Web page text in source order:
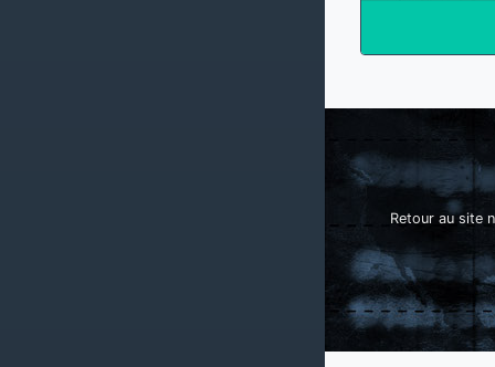
Retour au site